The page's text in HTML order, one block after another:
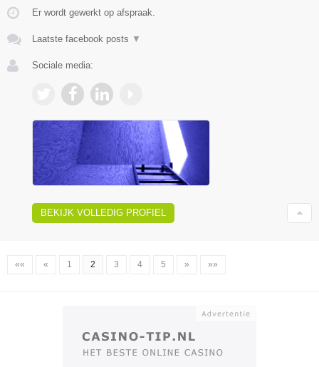
Er wordt gewerkt op afspraak.
Laatste facebook posts ▼
Sociale media:
BEKIJK VOLLEDIG PROFIEL
«« « 1 2 3 4 5 » »»